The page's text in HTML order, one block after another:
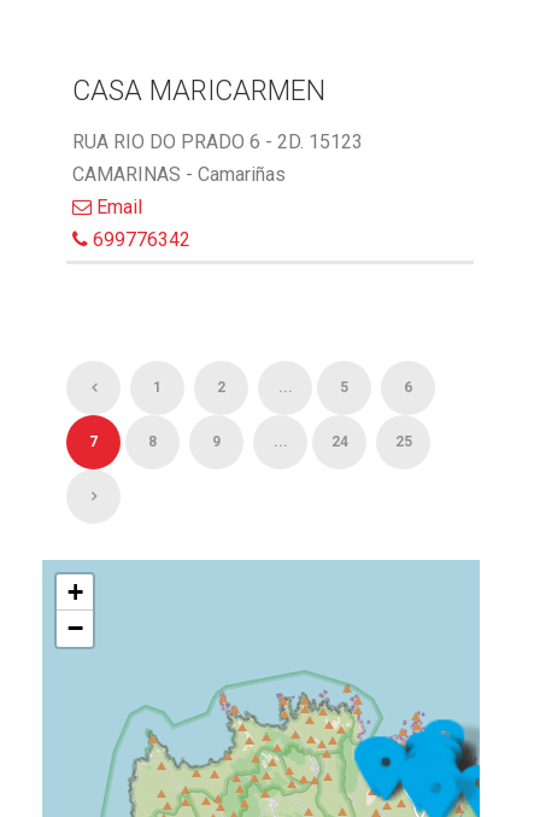
CASA MARICARMEN
RUA RIO DO PRADO 6 - 2D. 15123
CAMARINAS - Camariñas
Email
699776342
1 2 ... 5 6
7 8 9 ... 24 25
+
−